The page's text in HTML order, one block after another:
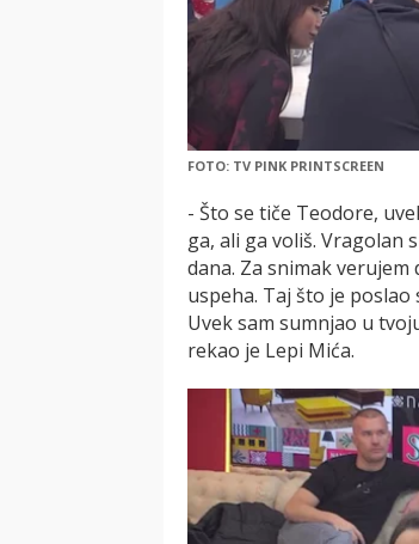
FOTO: TV PINK PRINTSCREEN
- Što se tiče Teodore,
ga, ali ga voliš. Vragolan
dana. Za snimak verujem
uspeha. Taj što je
Uvek sam sumnjao u
rekao je Lepi Mića.